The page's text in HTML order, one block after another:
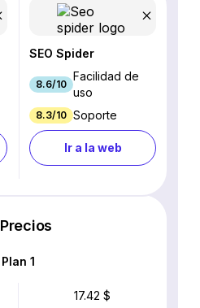
SEO Spider
8.6/10
Facilidad de
uso
8.3/10 Soporte
Ir a la web
Precios
Plan 1
17.42 $